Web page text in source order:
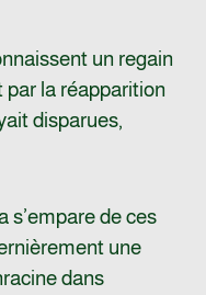
un regain
par la réapparition
disparues,
s’empare de ces
une
dans